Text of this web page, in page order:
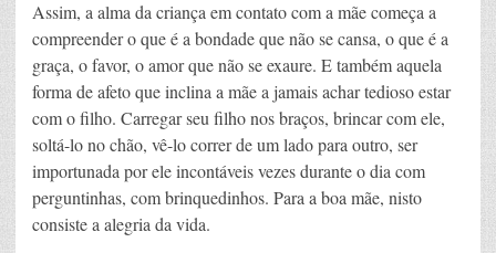
Assim, a alma da criança em contato com a mãe começa a
compreender o que é a bondade que não se cansa, o que é a
graça, o favor, o amor que não se exaure. E também aquela
forma de afeto que inclina a mãe a jamais achar tedioso estar
com o filho. Carregar seu filho nos braços, brincar com ele,
soltá-lo no chão, vê-lo correr de um lado para outro, ser
importunada por ele incontáveis vezes durante o dia com
perguntinhas, com brinquedinhos. Para a boa mãe, nisto
consiste a alegria da vida.